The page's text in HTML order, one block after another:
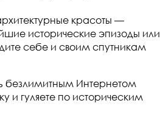
красоты —
исторические эпизоды или
себе и своим спутникам
безлимитным Интернетом
и гуляете по историческим